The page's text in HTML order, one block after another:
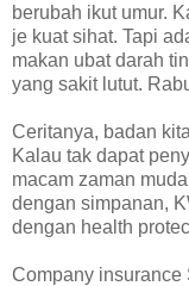
berubah ikut umur.
je kuat sihat. Tapi
makan ubat darah
yang sakit lutut.
Ceritanya, badan
Kalau tak dapat
macam zaman
dengan simpanan,
dengan health
Company insurance